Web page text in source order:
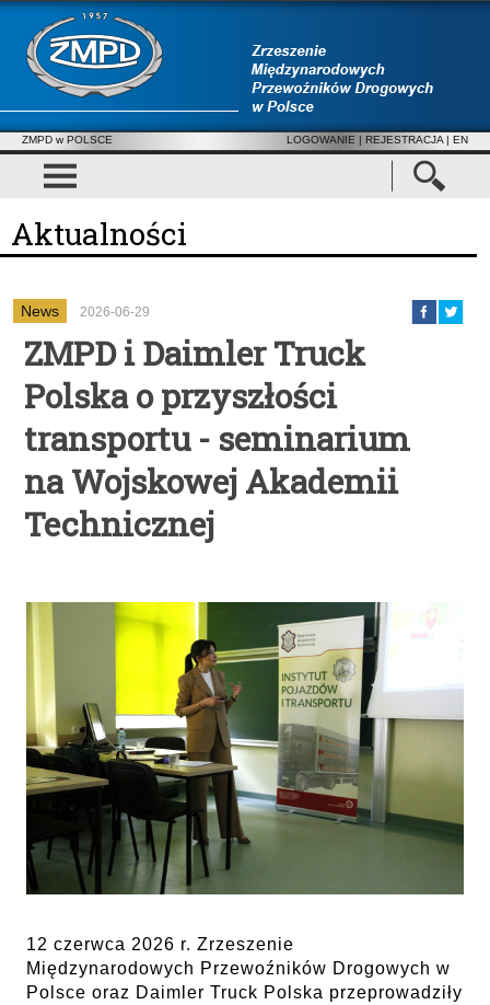
ZMPD w POLSCE LOGOWANIE | REJESTRACJA | EN
Aktualności
News 2026-06-29
ZMPD i Daimler Truck
Polska o przyszłości
transportu - seminarium
na Wojskowej Akademii
Technicznej
12 czerwca 2026 r. Zrzeszenie
Międzynarodowych Przewoźników Drogowych w
Polsce oraz Daimler Truck Polska przeprowadziły